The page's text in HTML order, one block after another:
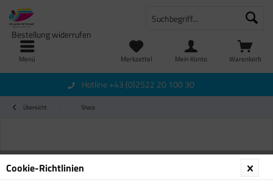
Menü Warenkorb
Merkzettel
Bestellung widerrufen
Mein Konto
Hotline +43 (0)2522 20 100 30
Übersicht Sharp
Cookie-Richtlinien